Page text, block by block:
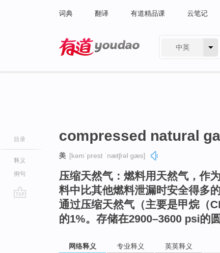
词典 翻译 有道精品课 云笔记
中英
目录
释义
例句
compressed natural
美 [kəmˈprest ˈnætʃrəl ɡæs]
压缩天然气：燃料用天然气，作
料中比其他燃料泄漏时安全得多
通过压缩天然气（主要是甲烷（
的1%。存储在2900–3600 psi的
网络释义 专业释义 英英释义